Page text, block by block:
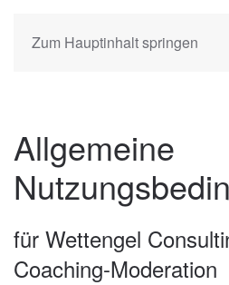
Zum Hauptinhalt springen
Allgemeine
für Wettengel
Coaching-Moderation